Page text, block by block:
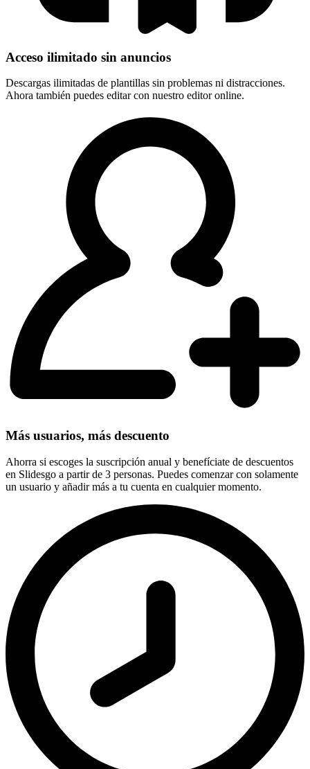
Acceso ilimitado sin anuncios
Descargas ilimitadas de plantillas sin problemas ni distracciones.
Ahora también puedes editar con nuestro editor online.
Más usuarios, más descuento
Ahorra si escoges la suscripción anual y benefíciate de descuentos
en Slidesgo a partir de 3 personas. Puedes comenzar con solamente
un usuario y añadir más a tu cuenta en cualquier momento.